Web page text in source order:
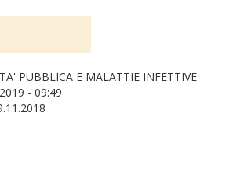
PUBBLICA E MALATTIE INFETTIVE
- 09:49